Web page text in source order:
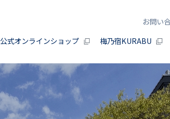
お問い
公式オンラインショップ 梅乃宿KURABU